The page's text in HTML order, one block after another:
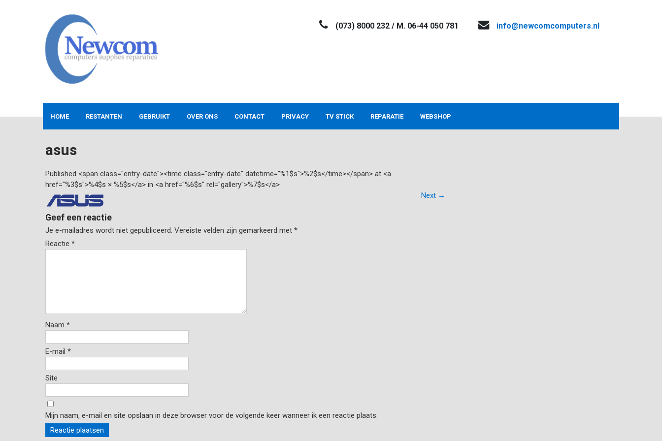
NEWCOM
(073) 8000 232 / M. 06-44 050 781 info@newcomcomputers.nl
HOME RESTANTEN GEBRUIKT OVER ONS CONTACT PRIVACY TV STICK REPARATIE WEBSHOP
asus
Published <span class="entry-date"><time class="entry-date" datetime="%1$s">%2$s</time></span> at <a
href="%3$s">%4$s × %5$s</a> in <a href="%6$s" rel="gallery">%7$s</a>
Next →
Geef een reactie
Je e-mailadres wordt niet gepubliceerd. Vereiste velden zijn gemarkeerd met *
Reactie *
Naam *
E-mail *
Site
Mijn naam, e-mail en site opslaan in deze browser voor de volgende keer wanneer ik een reactie plaats.